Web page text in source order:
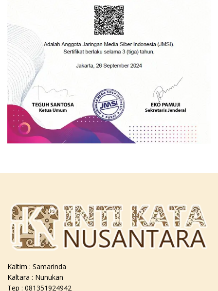
Kaltim : Samarinda
Kaltara : Nunukan
Tep : 081351924942